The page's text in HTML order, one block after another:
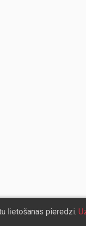
lietošanas pieredzi.